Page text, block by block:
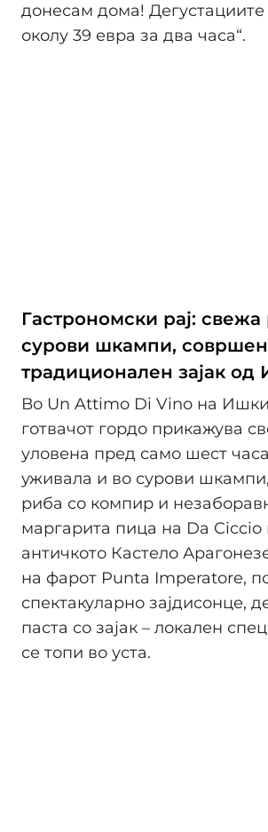
донесам дома! Дегустациите
околу 39 евра за два часа“.
Гастрономски рај: свежа
сурови шкампи,
традиционален зајак од
Во Un Attimo Di Vino на
готвачот гордо прикажува
уловена пред само шест
уживала и во сурови
риба со компир и
маргарита пица на Da Ciccio
античкото Кастело
на фарот Punta Imperatore,
спектакуларно зајдисонце,
паста со зајак – локален
се топи во уста.